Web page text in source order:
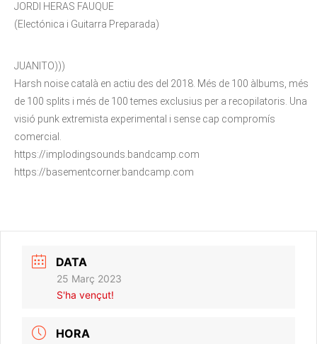
JORDI HERAS FAUQUE
(Electónica i Guitarra Preparada)
JUANITO)))
Harsh noise català en actiu des del 2018. Més de 100 àlbums, més
de 100 splits i més de 100 temes exclusius per a recopilatoris. Una
visió punk extremista experimental i sense cap compromís
comercial.
https://implodingsounds.bandcamp.com
https://basementcorner.bandcamp.com
DATA
25 Març 2023
S'ha vençut!
HORA